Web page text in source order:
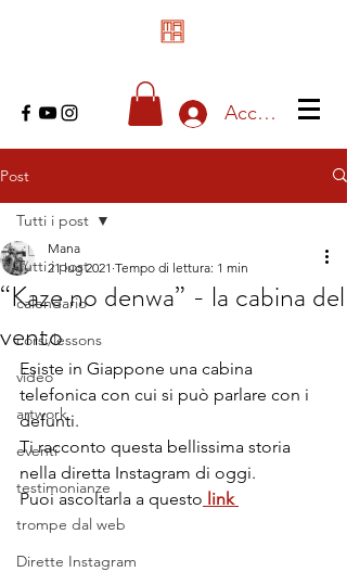
Accedi
Post
Tutti i post
calendario
corsi/lessons
video
artwork
eventi
testimonianze
trompe dal web
Dirette Instagram
Tutti i post
“Kaze no denwa” - la cabina del
vento
Mana
21 lug 2021 Tempo di lettura: 1 min
Esiste in Giappone una cabina
telefonica con cui si può parlare con i
defunti.
Ti racconto questa bellissima storia
nella diretta Instagram di oggi.
Puoi ascoltarla a questo link